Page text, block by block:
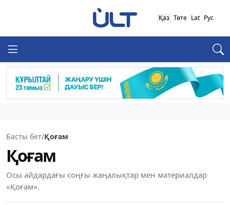
Қаз Төте Lat Рус
Басты бет/Қоғам
Қоғам
Осы айдардағы соңғы жаңалықтар мен материалдар
«Қоғам».